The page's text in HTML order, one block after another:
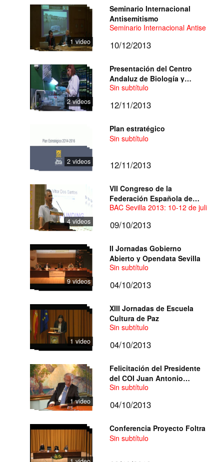
1 video
Seminario Internacional
Antisemitismo
Seminario Internacional
10/12/2013
2 videos
Presentación del Centro
Andaluz de Biología y
Desarrollo
Sin subtítulo
12/11/2013
2 videos
Plan estratégico
Sin subtítulo
12/11/2013
4 videos
VII Congreso de la
Federación Española de
Biotecnólogos (FEBiotec) -
BAC Sevilla 2013: 10-12 de julio
09/10/2013
9 videos
II Jornadas Gobierno
Abierto y Opendata Sevilla
Sin subtítulo
04/10/2013
1 video
XIII Jornadas de Escuela
Cultura de Paz
Sin subtítulo
04/10/2013
1 video
Felicitación del Presidente
del COI Juan Antonio
Samaranch
Sin subtítulo
04/10/2013
Conferencia Proyecto Foltra
Sin subtítulo